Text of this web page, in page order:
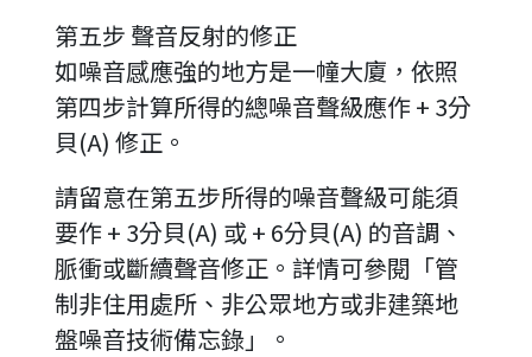
第五步 聲音反射的修正
如噪音感應強的地方是一幢大廈，依照
第四步計算所得的總噪音聲級應作 + 3分
貝(A) 修正。
請留意在第五步所得的噪音聲級可能須
要作 + 3分貝(A) 或 + 6分貝(A) 的音調、
脈衝或斷續聲音修正。詳情可參閱「管
制非住用處所、非公眾地方或非建築地
盤噪音技術備忘錄」。